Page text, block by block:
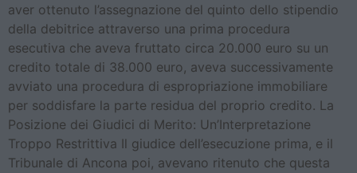
aver ottenuto l’assegnazione del quinto dello stipendio
della debitrice attraverso una prima procedura
esecutiva che aveva fruttato circa 20.000 euro su un
credito totale di 38.000 euro, aveva successivamente
avviato una procedura di espropriazione immobiliare
per soddisfare la parte residua del proprio credito. La
Posizione dei Giudici di Merito: Un’Interpretazione
Troppo Restrittiva Il giudice dell’esecuzione prima, e il
Tribunale di Ancona poi, avevano ritenuto che questa